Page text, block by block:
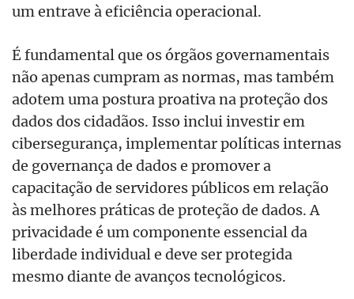
um entrave à eficiência operacional.
É fundamental que os órgãos governamentais
não apenas cumpram as normas, mas também
adotem uma postura proativa na proteção dos
dados dos cidadãos. Isso inclui investir em
cibersegurança, implementar políticas internas
de governança de dados e promover a
capacitação de servidores públicos em relação
às melhores práticas de proteção de dados. A
privacidade é um componente essencial da
liberdade individual e deve ser protegida
mesmo diante de avanços tecnológicos.